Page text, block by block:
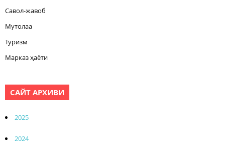
Савол-жавоб
Мутолаа
Туризм
Марказ ҳаёти
САЙТ АРХИВИ
2025
2024